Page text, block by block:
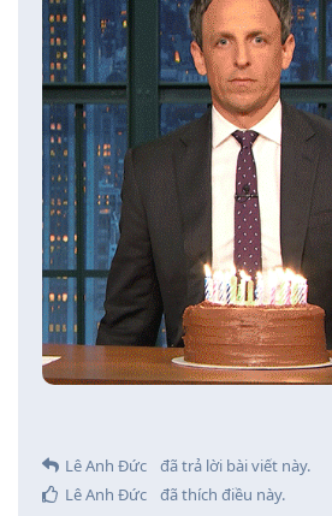
Lê Anh Đức
đã trả lời bài viết này.
Lê Anh Đức
đã thích điều này.